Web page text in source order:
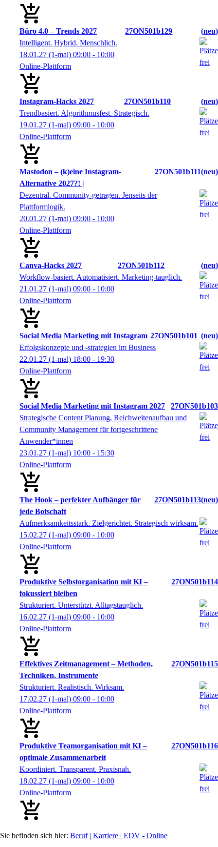
Büro 4.0 – Trends 2027 27ON501b129
neu
Intelligent. Hybrid. Menschlich.
18.01.27 (1-mal) 09:00 - 10:00
Online-Plattform
Instagram-Hacks 2027 27ON501b110
neu
Trendbasiert. Algorithmusfest. Strategisch.
19.01.27 (1-mal) 09:00 - 10:00
Online-Plattform
Mastodon – (k)eine Instagram-
Alternative 2027?! |
27ON501b111 neu
Dezentral. Community-getragen. Jenseits der
Plattformlogik.
20.01.27 (1-mal) 09:00 - 10:00
Online-Plattform
Canva-Hacks 2027 27ON501b112
neu
Workflow-basiert. Automatisiert. Marketing-tauglich.
21.01.27 (1-mal) 09:00 - 10:00
Online-Plattform
Social Media Marketing mit Instagram 27ON501b101
neu
Erfolgskonzepte und -strategien im Business
22.01.27 (1-mal) 18:00 - 19:30
Online-Plattform
Social Media Marketing mit Instagram 2027
27ON501b103
Strategische Content Planung, Reichweitenaufbau und
Community Management für fortgeschrittene
Anwender*innen
23.01.27 (1-mal) 10:00 - 15:30
Online-Plattform
The Hook – perfekter Aufhänger für
jede Botschaft
27ON501b113 neu
Aufmerksamkeitsstark. Zielgerichtet. Strategisch wirksam.
15.02.27 (1-mal) 09:00 - 10:00
Online-Plattform
Produktive Selbstorganisation mit KI –
fokussiert bleiben
27ON501b114
Strukturiert. Unterstützt. Alltagstauglich.
16.02.27 (1-mal) 09:00 - 10:00
Online-Plattform
Effektives Zeitmanagement – Methoden,
Techniken, Instrumente
27ON501b115
Strukturiert. Realistisch. Wirksam.
17.02.27 (1-mal) 09:00 - 10:00
Online-Plattform
Produktive Teamorganisation mit KI –
optimale Zusammenarbeit
27ON501b116
Koordiniert. Transparent. Praxisnah.
18.02.27 (1-mal) 09:00 - 10:00
Online-Plattform
Beruf | Karriere | EDV - Online